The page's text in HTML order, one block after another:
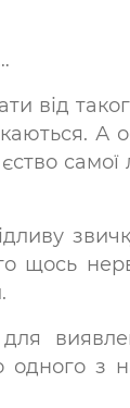
від
А
щось
одного з